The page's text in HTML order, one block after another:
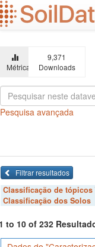
Ir
para
o
principal
Métricas
9,371
Downloads
Pesquisa avançada
Filtrar resultados
Classificação de tópicos
Classificação dos Solos
to 10 of 232